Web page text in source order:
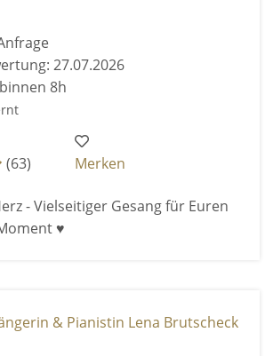
27.07.2026
8h
(63)
Merken
- Vielseitiger Gesang für Euren
♥️